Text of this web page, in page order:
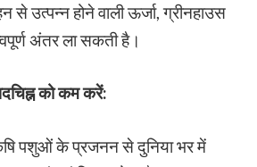
उत्पन्न होने वाली ऊर्जा, ग्रीनहाउस
अंतर ला सकती है।
को कम करें:
पशुओं के प्रजनन से दुनिया भर में